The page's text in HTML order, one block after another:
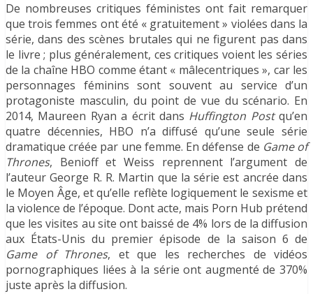
De nombreuses critiques féministes ont fait remarquer
que trois femmes ont été « gratuitement » violées dans la
série, dans des scènes brutales qui ne figurent pas dans
le livre ; plus généralement, ces critiques voient les séries
de la chaîne HBO comme étant « mâlecentriques », car les
personnages féminins sont souvent au service d’un
protagoniste masculin, du point de vue du scénario. En
2014, Maureen Ryan a écrit dans Huffington Postqu’en
quatre décennies, HBO n’a diffusé qu’une seule série
dramatique créée par une femme. En défense de Game of
Thrones, Benioff et Weiss reprennent l’argument de
l’auteur George R. R. Martin que la série est ancrée dans
le Moyen Âge, et qu’elle reflète logiquement le sexisme et
la violence de l’époque. Dont acte, mais Porn Hub prétend
que les visites au site ont baissé de 4% lors de la diffusion
aux États-Unis du premier épisode de la saison 6 de
Game of Thrones, et que les recherches de vidéos
pornographiques liées à la série ont augmenté de 370%
juste après la diffusion.